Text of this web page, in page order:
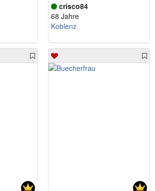
crisco84
68 Jahre
Koblenz